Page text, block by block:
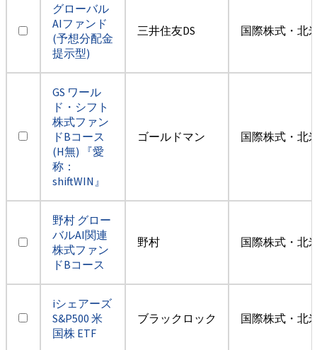
グローバル
AIファンド
(予想分配金
提示型)
三井住友DS 国際株式・北
GS ワール
ド・シフト
株式ファン
ドBコース
(H無) 『愛
称：
shiftWIN』
ゴールドマン 国際株式・北
野村 グロー
バルAI関連
株式ファン
ドBコース
野村 国際株式・北
iシェアーズ
S&P500 米
国株 ETF
ブラックロック 国際株式・北